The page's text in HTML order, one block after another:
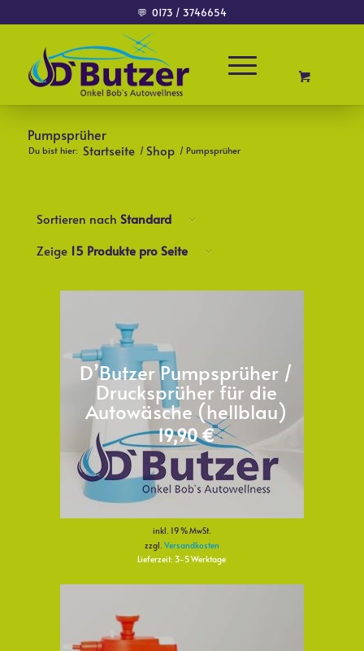
💬 0173 / 3746654
Pumpsprüher
Du bist hier: Startseite / Shop / Pumpsprüher
Sortieren nach Standard
Zeige 15 Produkte pro Seite
D’Butzer Pumpsprüher /
Drucksprüher für die
Autowäsche (hellblau)
19,90€
inkl. 19 % MwSt.
zzgl. Versandkosten
Lieferzeit:3-5 Werktage